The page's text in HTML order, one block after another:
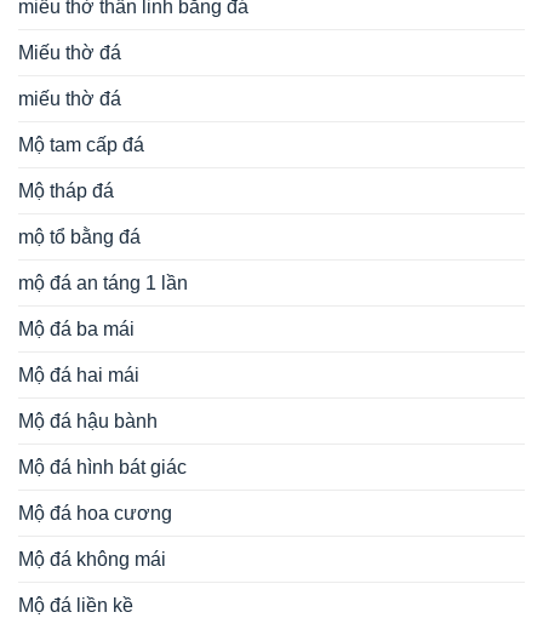
miếu thờ thần linh bằng đá
Miếu thờ đá
miếu thờ đá
Mộ tam cấp đá
Mộ tháp đá
mộ tổ bằng đá
mộ đá an táng 1 lần
Mộ đá ba mái
Mộ đá hai mái
Mộ đá hậu bành
Mộ đá hình bát giác
Mộ đá hoa cương
Mộ đá không mái
Mộ đá liền kề